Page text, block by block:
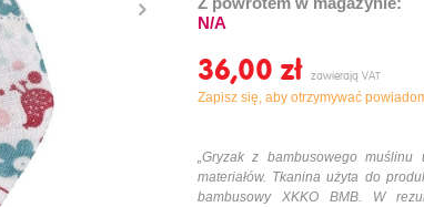
N/A
36,00 ‎zł
Zapisz się, aby otrzymywać
„Gryzak z bambusowego
materiałów. Tkanina użyta do
bambusowy XKKO BMB. W